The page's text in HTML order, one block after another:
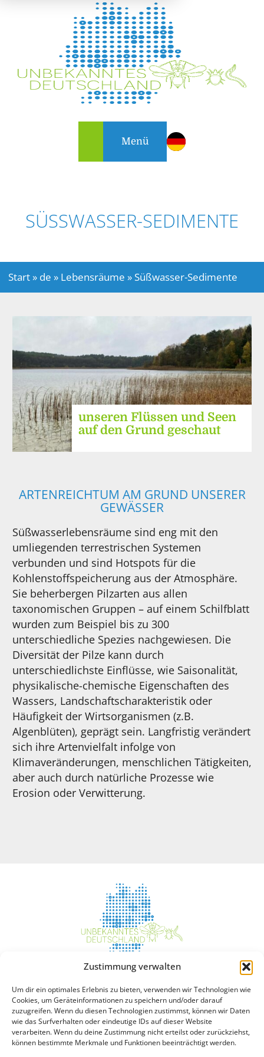
Zustimmung verwalten
Um dir ein optimales Erlebnis zu bieten, verwenden wir Technologien wie
Cookies, um Geräteinformationen zu speichern und/oder darauf
zuzugreifen. Wenn du diesen Technologien zustimmst, können wir Daten
wie das Surfverhalten oder eindeutige IDs auf dieser Website
verarbeiten. Wenn du deine Zustimmung nicht erteilst oder zurückziehst,
können bestimmte Merkmale und Funktionen beeinträchtigt werden.
Menü
SÜSSWASSER-SEDIMENTE
Start» de » Lebensräume »Süßwasser-Sedimente
unseren Flüssen und Seen
auf den Grund geschaut
ARTENREICHTUM AM GRUND UNSERER
GEWÄSSER
Süßwasserlebensräume sind eng mit den
umliegenden terrestrischen Systemen
verbunden und sind Hotspots für die
Kohlenstoffspeicherung aus der Atmosphäre.
Sie beherbergen Pilzarten aus allen
taxonomischen Gruppen – auf einem Schilfblatt
wurden zum Beispiel bis zu 300
unterschiedliche Spezies nachgewiesen. Die
Diversität der Pilze kann durch
unterschiedlichste Einflüsse, wie Saisonalität,
physikalische-chemische Eigenschaften des
Wassers, Landschaftscharakteristik oder
Häufigkeit der Wirtsorganismen (z.B.
Algenblüten), geprägt sein. Langfristig verändert
sich ihre Artenvielfalt infolge von
Klimaveränderungen, menschlichen Tätigkeiten,
aber auch durch natürliche Prozesse wie
Erosion oder Verwitterung.
Boden
Grundwasser
Marine Sedimente
Süßwasser-Sedimente
Angebote
News
Interaktive Karte